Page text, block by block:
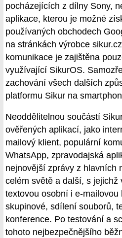
pocházejících z dílny Sony,
aplikace, kterou je možné
používaných obchodech
na stránkách výrobce
komunikace je zajištěna
využívající SikurOS.
zachování všech dalších
platformu Sikur na
Neoddělitelnou součástí
ověřených aplikací, jako
mailový klient, populární
WhatsApp, zpravodajská
nejnovější zprávy z hlavních
celém světě a další, s jejichž
textovou osobní i e-mailovou
skupinové, sdílení souborů,
konference. Po testování a
tohoto nejbezpečnějšího